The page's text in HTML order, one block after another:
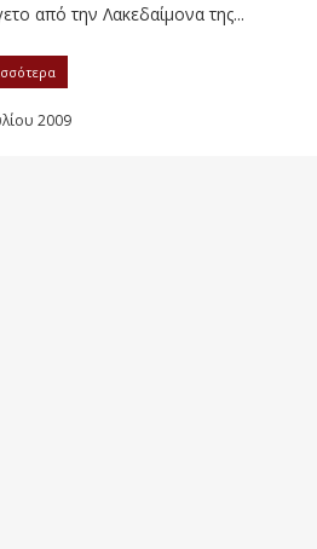
από την Λακεδαίμονα της...
2009